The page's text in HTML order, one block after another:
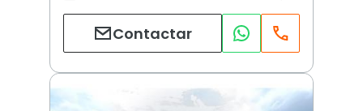
Contactar